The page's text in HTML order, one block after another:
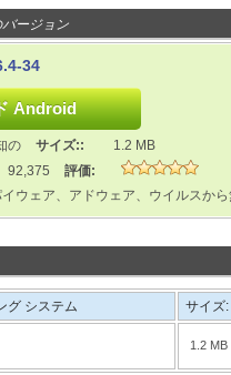
バージョン
34
の サイズ::
1.2 MB
92,375
評価:
イウェア、アドウェア、ウイルスか
グ システム サイズ:
1.2 MB